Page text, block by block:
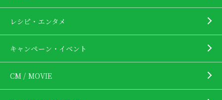
レシピ・エンタメ
キャンペーン・イベント
CM / MOVIE